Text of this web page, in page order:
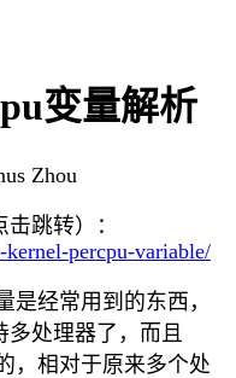
变量解析
Zhou
跳转）：
percpu-variable/
是经常用到的东西，
处理器了，而且
，相对于原来多个处